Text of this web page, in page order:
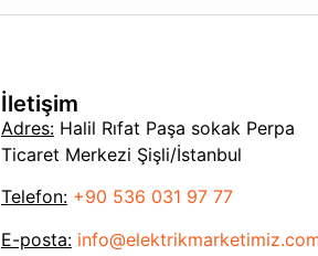
İletişim
Adres:Halil Rıfat Paşa sokak Perpa
Ticaret Merkezi Şişli/İstanbul
Telefon: +90 536 031 97 77
E-posta: